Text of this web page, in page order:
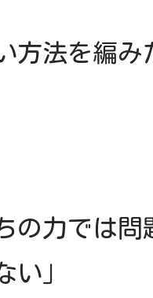
方法を編み
の力では問
い」